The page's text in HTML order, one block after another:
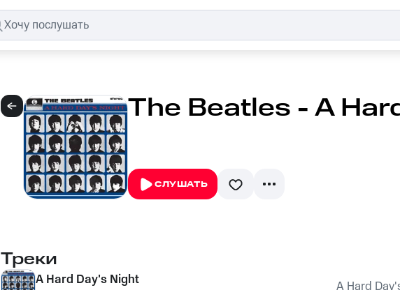
The Beatles - A
СЛУШАТЬ
Треки
A Hard Day's Night A Hard